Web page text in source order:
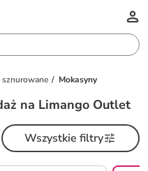
Mokasyny
na Limango Outlet
Wszystkie filtry